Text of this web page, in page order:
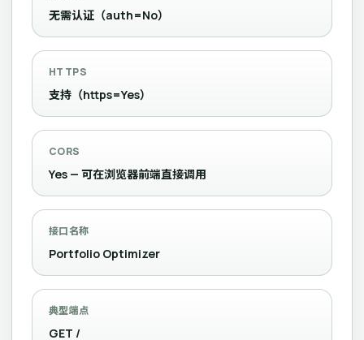
无需认证（auth=No）
HTTPS
支持（https=Yes）
CORS
Yes — 可在浏览器前端直接调用
接口名称
Portfolio Optimizer
典型端点
GET /